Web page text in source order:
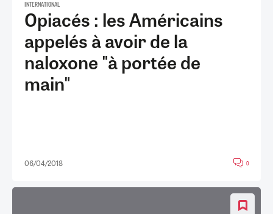
INTERNATIONAL
Opiacés : les Américains
appelés à avoir de la
naloxone "à portée de
main"
06/04/2018 0